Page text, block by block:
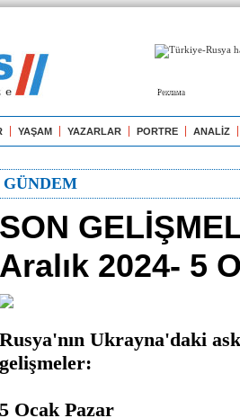
Реклама
YAŞAM YAZARLAR PORTRE ANALİZ
GÜNDEM
SON
Aralık 2024- 5
Rusya'nın Ukrayna'daki
gelişmeler:
5 Ocak Pazar